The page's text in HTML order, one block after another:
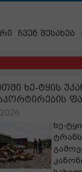
ჩვენ შესახებ
ხე-ტყის
ხე-